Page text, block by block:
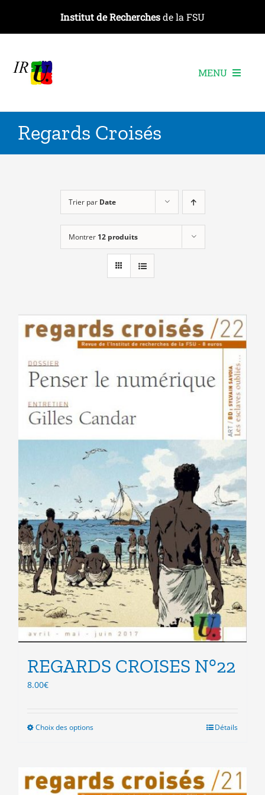
contenu
Institut de Recherchesde la FSU
MENU
Les recherches
Les événements
Regards Croisés
Trier par Date
Montrer 12 produits
REGARDS CROISES N°22
8.00€
Choix des optionsCe
variations.
Détails